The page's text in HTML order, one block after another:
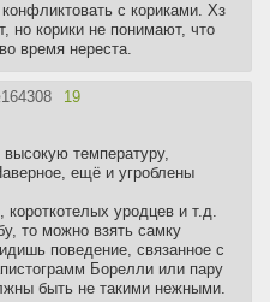
с кориками. Хз
но корики не понимают, что
время нереста.
164308 19
температуру,
ещё и угроблены
уродцев и т.д.
то можно взять самку
поведение, связанное с
Борелли или пару
быть не такими нежными.